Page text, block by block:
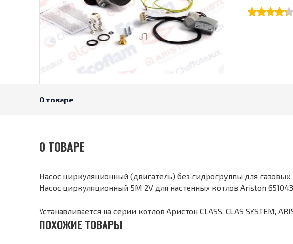
О товаре
О ТОВАРЕ
Насос циркуляционный (двигатель) без гидрогруппы для газовых
Насос циркуляционный 5M 2V для настенных котлов Ariston
Устанавливается на серии котлов Аристон CLASS, CLAS SYSTEM,
ПОХОЖИЕ ТОВАРЫ